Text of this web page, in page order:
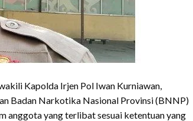
Kapolda Irjen Pol Iwan Kurniawan,
Badan Narkotika Nasional Provinsi (BNNP)
anggota yang terlibat sesuai ketentuan yang